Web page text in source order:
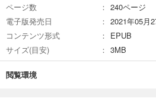
ページ数
240ページ
電子版発売日
2021年05月
コンテンツ形式
EPUB
サイズ(目安)
3MB
閲覧環境